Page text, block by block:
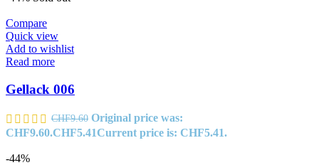
Compare
Quick view
Add to wishlist
Read more
Gellack 006
CHF9.60 Original price was:
CHF9.60.CHF5.41Current price is: CHF5.41.
-44%